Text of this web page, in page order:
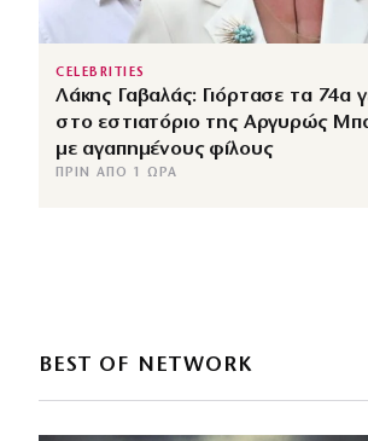
CELEBRITIES
Λάκης Γαβαλάς: Γιόρτασε τα 74α
στο εστιατόριο της Αργυρώς
με αγαπημένους φίλους
ΠΡΙΝ ΑΠΌ 1 ΏΡΑ
BEST OF NETWORK